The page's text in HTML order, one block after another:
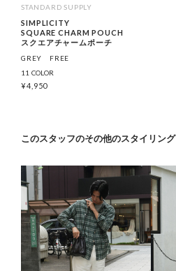
STANDARD SUPPLY
SIMPLICITY
SQUARE CHARM POUCH
スクエアチャームポーチ
GREY
FREE
11 COLOR
¥4,950
このスタッフのその他のスタイリング